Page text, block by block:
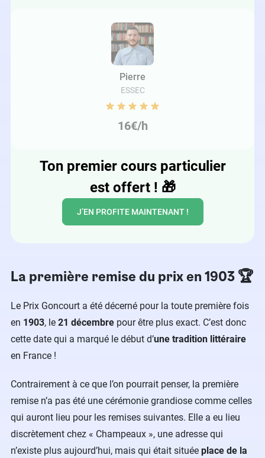
Pierre
ESSEC
16€/h
Ton premier cours particulier
est offert ! 🎁
J’EN PROFITE MAINTENANT !
La première remise du prix en 1903 🏆
Le Prix Goncourt a été décerné pour la toute première fois
en 1903, le 21 décembre pour être plus exact. C’est donc
cette date qui a marqué le début d’une tradition littéraire
en France !
Contrairement à ce que l’on pourrait penser, la première
remise n’a pas été une cérémonie grandiose comme celles
qui auront lieu pour les remises suivantes. Elle a eu lieu
discrètement chez « Champeaux », une adresse qui
n’existe plus aujourd’hui, mais qui était située place de la